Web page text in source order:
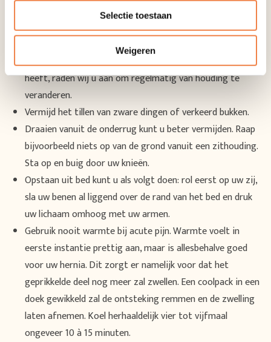
Selectie toestaan
Weigeren
kunt u uw bewegingen langzaam steeds iets verder
uitbreiden.
Gedurende een lange tijd staan of zitten in dezelfde
houding, raden wij sterk af. Ook als u een kantoorbaan
heeft, raden wij u aan om regelmatig van houding te
veranderen.
Vermijd het tillen van zware dingen of verkeerd bukken.
Draaien vanuit de onderrug kunt u beter vermijden. Raap
bijvoorbeeld niets op van de grond vanuit een zithouding.
Sta op en buig door uw knieën.
Opstaan uit bed kunt u als volgt doen: rol eerst op uw zij,
sla uw benen al liggend over de rand van het bed en druk
uw lichaam omhoog met uw armen.
Gebruik nooit warmte bij acute pijn. Warmte voelt in
eerste instantie prettig aan, maar is allesbehalve goed
voor uw hernia. Dit zorgt er namelijk voor dat het
geprikkelde deel nog meer zal zwellen. Een coolpack in een
doek gewikkeld zal de ontsteking remmen en de zwelling
laten afnemen. Koel herhaaldelijk vier tot vijfmaal
ongeveer 10 à 15 minuten.